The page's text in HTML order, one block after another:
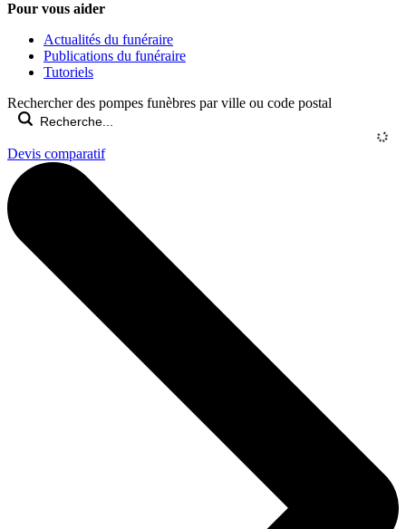
Pour vous aider
Actualités du funéraire
Publications du funéraire
Tutoriels
Rechercher des pompes funèbres par ville ou code postal
Devis comparatif